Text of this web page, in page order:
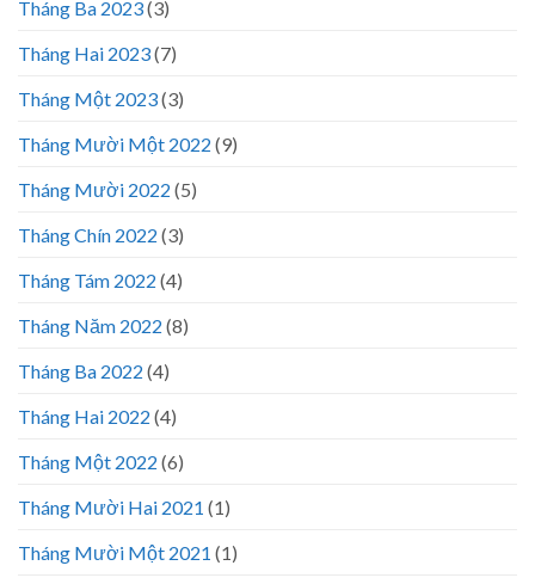
Tháng Ba 2023(3)
Tháng Hai 2023(7)
Tháng Một 2023(3)
Tháng Mười Một 2022 (9)
Tháng Mười 2022 (5)
Tháng Chín 2022 (3)
Tháng Tám 2022 (4)
Tháng Năm 2022 (8)
Tháng Ba 2022 (4)
Tháng Hai 2022 (4)
Tháng Một 2022 (6)
Tháng Mười Hai 2021 (1)
Tháng Mười Một 2021 (1)